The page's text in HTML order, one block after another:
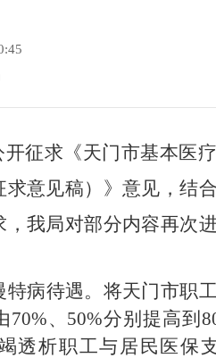
开征求 《天门市基本医
意见稿）》 意见，结
，我局对部分内容再次
特病待遇。将天门市职
70%、50%分别提高到
透析职工与居民 医保